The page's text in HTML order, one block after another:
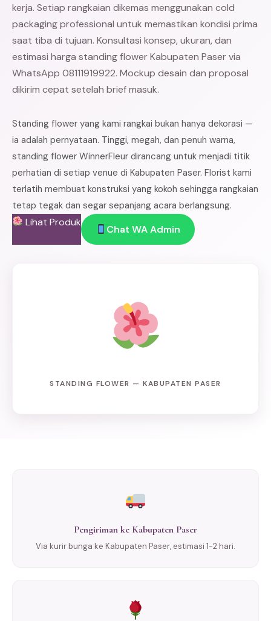
kerja. Setiap rangkaian dikemas menggunakan cold
packaging professional untuk memastikan kondisi prima
saat tiba di tujuan. Konsultasi konsep, ukuran, dan
estimasi harga standing flower Kabupaten Paser via
WhatsApp 08111919922. Mockup desain dan proposal
dikirim cepat setelah brief masuk.
Standing flower yang kami rangkai bukan hanya dekorasi —
ia adalah pernyataan. Tinggi, megah, dan penuh warna,
standing flower WinnerFleur dirancang untuk menjadi titik
perhatian di setiap venue di Kabupaten Paser. Florist kami
terlatih membuat konstruksi yang kokoh sehingga rangkaian
tetap tegak dan segar sepanjang acara berlangsung.
Lihat Produk
Chat WA Admin
STANDING FLOWER — KABUPATEN PASER
Pengiriman ke Kabupaten Paser
Via kurir bunga ke Kabupaten Paser, estimasi 1-2 hari.